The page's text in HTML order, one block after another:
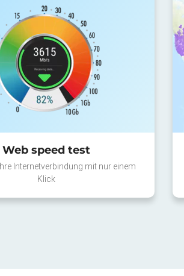
Web speed test
Internetverbindung mit nur einem
Klick